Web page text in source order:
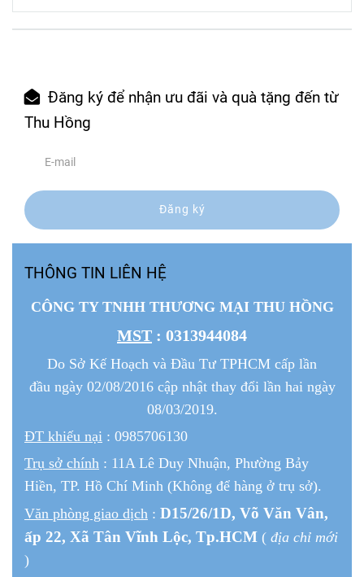
Đăng ký để nhận ưu đãi và quà tặng đến từ
Thu Hồng
Đăng ký
THÔNG TIN LIÊN HỆ
CÔNG TY TNHH THƯƠNG MẠI THU HỒNG
MST : 0313944084
Do Sở Kế Hoạch và Đầu Tư TPHCM cấp lần
đầu ngày 02/08/2016 cập nhật thay đổi lần hai ngày
08/03/2019.
ĐT khiếu nại : 0985706130
Trụ sở chính : 11A Lê Duy Nhuận, Phường Bảy
Hiền, TP. Hồ Chí Minh (Không để hàng ở trụ sở).
Văn phòng giao dịch : D15/26/1D, Võ Văn Vân,
ấp 22, Xã Tân Vĩnh Lộc, Tp.HCM ( địa chỉ mới
)